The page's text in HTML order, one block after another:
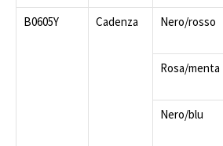
B0605Y Cadenza Nero/rosso
Rosa/menta
Nero/blu